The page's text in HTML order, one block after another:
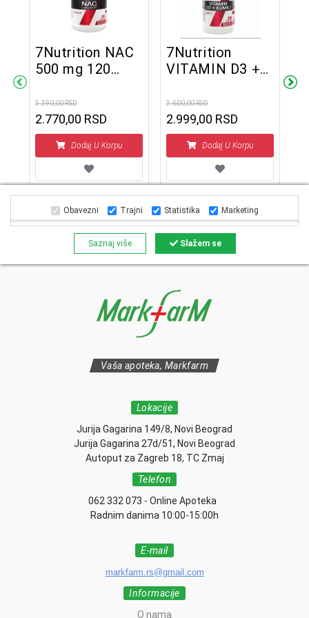
7Nutrition NAC
500 mg 120
3.390,00 RSD
2.770,00 RSD
Dodaj U Korpu
7Nutrition
VITAMIN D3 +
kapsula
3.600,00 RSD
2.999,00 RSD
Dodaj U Korpu
Vaša apoteka, Markfarm
Lokacije
Jurija Gagarina 149/8, Novi Beograd
Jurija Gagarina 27d/51, Novi Beograd
Autoput za Zagreb 18, TC Zmaj
Telefon
062 332 073 - Online Apoteka
Radnim danima 10:00-15:00h
E-mail
markfarm.rs@gmail.com
Informacije
O nama
Obavezni Trajni Statistika Marketing
Saznaj više Slažem se